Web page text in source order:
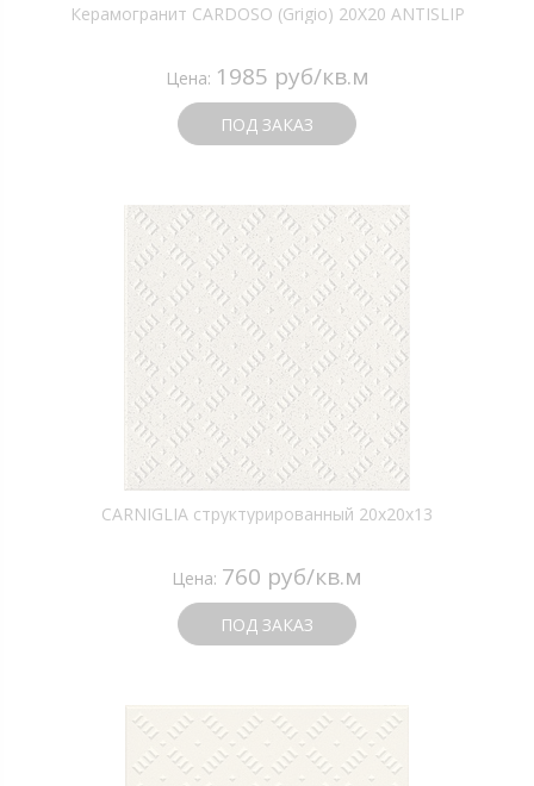
Керамогранит CARDOSO (Grigio) 20X20 ANTISLIP
Цена: 1985 руб/кв.м
ПОД ЗАКАЗ
CARNIGLIA структурированный 20х20х13
Цена: 760 руб/кв.м
ПОД ЗАКАЗ